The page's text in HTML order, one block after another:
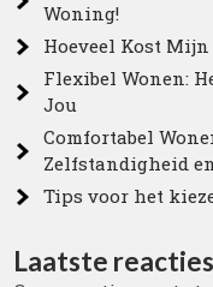
Woning!
Hoeveel Kost
Flexibel Wonen:
Jou
Comfortabel
Zelfstandigheid
Tips voor het
Laatste reacties